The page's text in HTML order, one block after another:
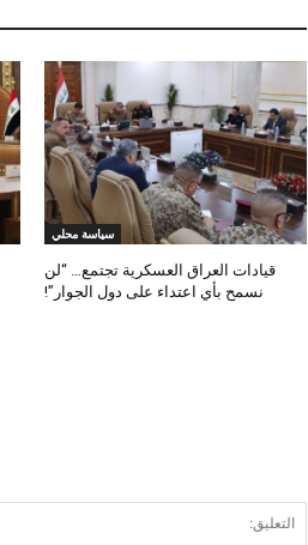
سياسة محلي
قيادات العراق العسكرية تجتمع… “لن
نسمح بأي اعتداء على دول الجوار”!